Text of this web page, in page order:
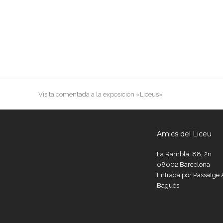
previous
Visita comentada a la exposición «Liceus»
Amics del Liceu
La Rambla, 88, 2n
08002 Barcelona
Entrada por Passatge
Bagués